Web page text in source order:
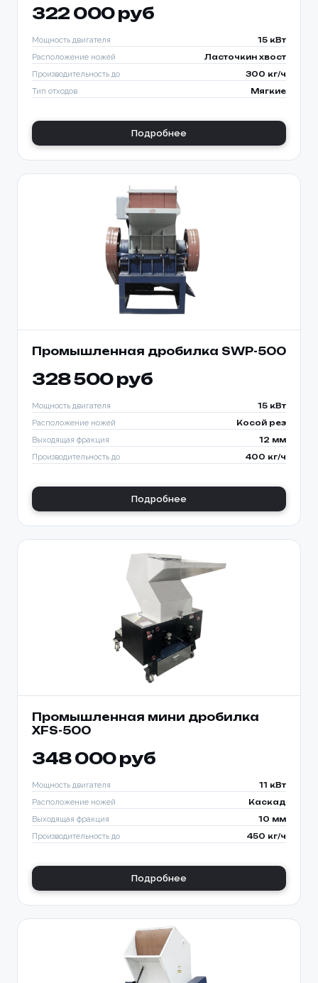
322 000 руб
Мощность двигателя 15 кВт
Расположение ножей Ласточкин хвост
Производительность до 300 кг/ч
Тип отходов Мягкие
Подробнее
Промышленная дробилка SWP-500
328 500 руб
Мощность двигателя 15 кВт
Расположение ножей Косой рез
Выходящая фракция 12 мм
Производительность до 400 кг/ч
Подробнее
Промышленная мини дробилка
XFS-500
348 000 руб
Мощность двигателя 11 кВт
Расположение ножей Каскад
Выходящая фракция 10 мм
Производительность до 450 кг/ч
Подробнее